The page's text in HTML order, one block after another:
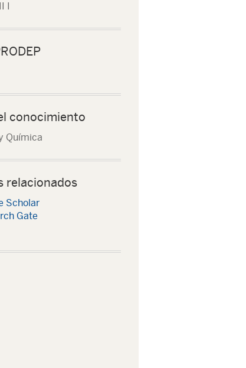
I
conocimiento
Química
relacionados
Scholar
Gate